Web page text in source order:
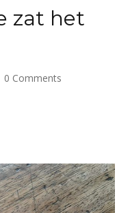
zat het
0 Comments